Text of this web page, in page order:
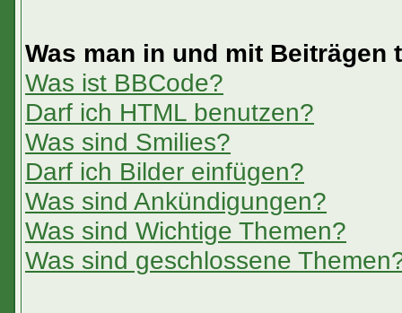
Was man in und mit Beiträgen
Was ist BBCode?
Darf ich HTML benutzen?
Was sind Smilies?
Darf ich Bilder einfügen?
Was sind Ankündigungen?
Was sind Wichtige Themen?
Was sind geschlossene